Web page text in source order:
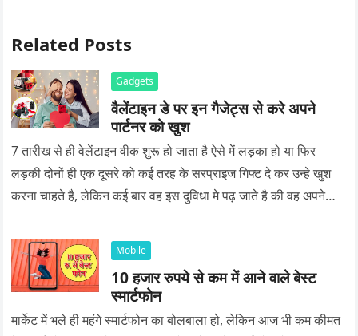
Related Posts
Gadgets
वैलेंटाइन डे पर इन गैजेट्स से करे अपने
पार्टनर को खुश
7 तारीख से ही वेलेंटाइन वीक शुरू हो जाता है ऐसे में लड़का हो या फिर
लड़की दोनों ही एक दूसरे को कई तरह के सरप्राइज गिफ्ट दे कर उन्हे खुश
करना चाहते है, लेकिन कई बार वह इस दुविधा मे पढ़ जाते है की वह अपने
Mobile
10 हजार रुपये से कम में आने वाले बेस्ट
स्मार्टफोन
मार्केट में भले ही महंगे स्मार्टफोन का बोलबाला हो, लेकिन आज भी कम कीमत